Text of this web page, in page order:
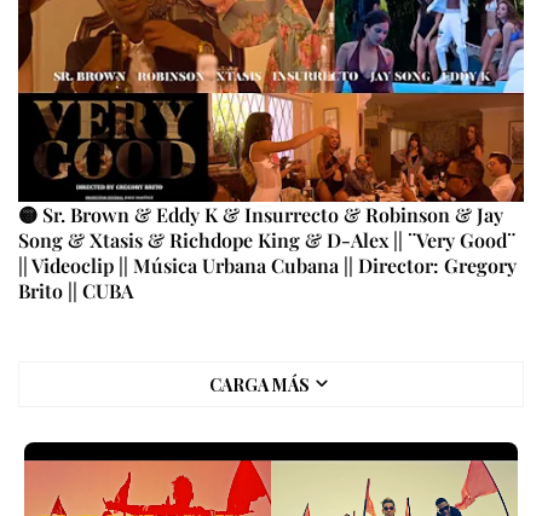
🟡 Sr. Brown & Eddy K & Insurrecto & Robinson & Jay
Song & Xtasis & Richdope King & D-Alex || ¨Very Good¨
|| Videoclip || Música Urbana Cubana || Director: Gregory
Brito || CUBA
CARGA MÁS